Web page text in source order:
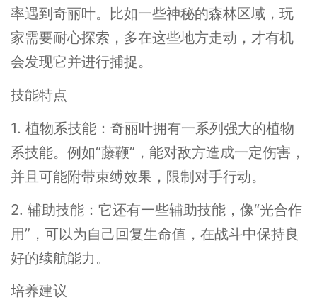
率遇到奇丽叶。比如一些神秘的森林区域，玩
家需要耐心探索，多在这些地方走动，才有机
会发现它并进行捕捉。
技能特点
1. 植物系技能：奇丽叶拥有一系列强大的植物
系技能。例如“藤鞭”，能对敌方造成一定伤害，
并且可能附带束缚效果，限制对手行动。
2. 辅助技能：它还有一些辅助技能，像“光合作
用”，可以为自己回复生命值，在战斗中保持良
好的续航能力。
培养建议